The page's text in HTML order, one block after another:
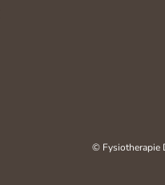
© Fysiotherapie